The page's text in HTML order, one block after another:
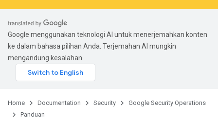
Google menggunakan teknologi AI untuk menerjemahkan konten
ke dalam bahasa pilihan Anda. Terjemahan AI mungkin
mengandung kesalahan.
Home Documentation Security
Google Security Operations
Panduan